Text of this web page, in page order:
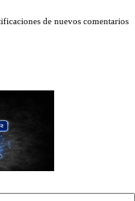
de nuevos comentarios